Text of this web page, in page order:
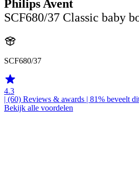
Philips Avent
SCF680/37 Classic baby
SCF680/37
4.3
| (60) Reviews & awards | 81% beveelt
Bekijk alle voordelen